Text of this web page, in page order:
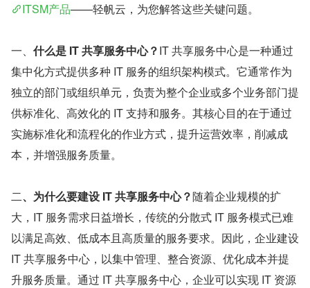
ITSM产品——轻帆云，为您解答这些关键问题。
一、 什么是 IT 共享服务中心？IT 共享服务中心是一种通过
集中化方式提供多种 IT 服务的组织架构模式。它通常作为
独立的部门或组织单元，负责为整个企业或多个业务部门提
供标准化、高效化的 IT 支持和服务。其核心目的在于通过
实施标准化和流程化的作业方式，提升运营效率，削减成
本，并增强服务质量。
二、为什么要建设 IT 共享服务中心？随着企业规模的扩
大，IT 服务需求日益增长，传统的分散式 IT 服务模式已难
以满足高效、低成本且高质量的服务要求。因此，企业建设
IT 共享服务中心，以集中管理、整合资源、优化成本并提
升服务质量。通过 IT 共享服务中心，企业可以实现 IT 资源